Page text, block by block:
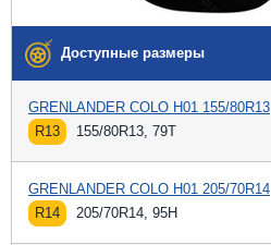
Доступные размеры
GRENLANDER COLO H01 155/80R13
R13
155/80R13, 79T
GRENLANDER COLO H01 205/70R14
R14
205/70R14, 95H